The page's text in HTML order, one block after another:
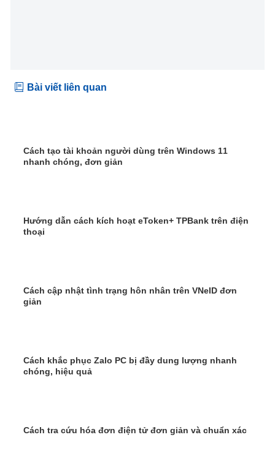
Bài viết liên quan
Cách tạo tài khoản người dùng trên Windows 11
nhanh chóng, đơn giản
Hướng dẫn cách kích hoạt eToken+ TPBank trên điện
thoại
Cách cập nhật tình trạng hôn nhân trên VNeID đơn
giản
Cách khắc phục Zalo PC bị đầy dung lượng nhanh
chóng, hiệu quả
Cách tra cứu hóa đơn điện tử đơn giản và chuẩn xác